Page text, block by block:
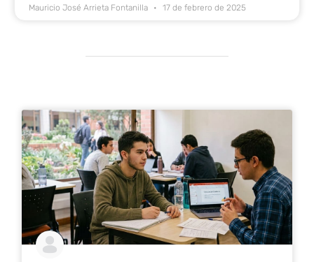
Mauricio José Arrieta Fontanilla 17 de febrero de 2025